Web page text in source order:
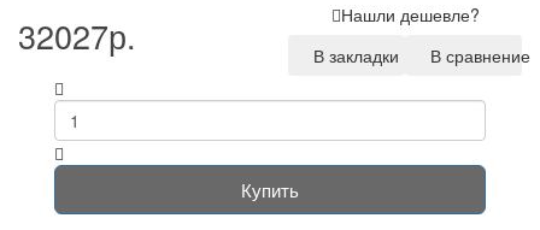
32027р.
Нашли дешевле?
В закладки
В сравнение
Купить